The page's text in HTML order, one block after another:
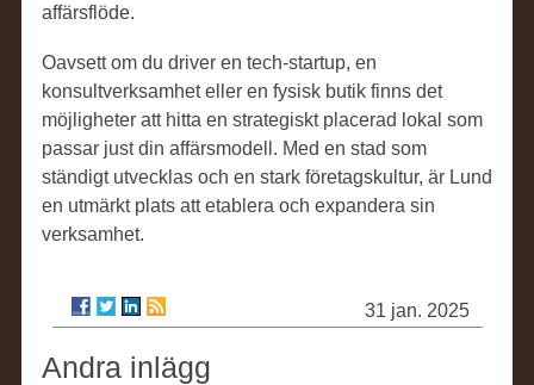
affärsflöde.
Oavsett om du driver en tech-startup, en
konsultverksamhet eller en fysisk butik finns det
möjligheter att hitta en strategiskt placerad lokal som
passar just din affärsmodell. Med en stad som
ständigt utvecklas och en stark företagskultur, är Lund
en utmärkt plats att etablera och expandera sin
verksamhet.
31 jan. 2025
Andra inlägg